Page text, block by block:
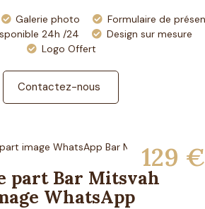
Galerie photo
Formulaire de
24h /24
Design sur mesure
Logo Offert
Contactez-nous
129 €
part Bar Mitsvah
WhatsApp